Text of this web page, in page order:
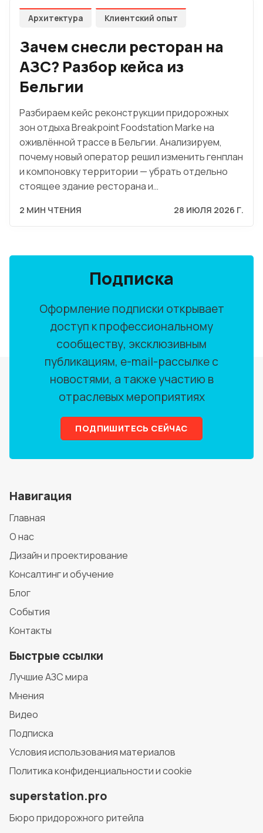
Архитектура Клиентский опыт
Зачем снесли ресторан на
АЗС? Разбор кейса из
Бельгии
Разбираем кейс реконструкции придорожных
зон отдыха Breakpoint Foodstation Marke на
оживлённой трассе в Бельгии. Анализируем,
почему новый оператор решил изменить генплан
и компоновку территории — убрать отдельно
стоящее здание ресторана и…
2 МИН ЧТЕНИЯ 28 ИЮЛЯ 2026 Г.
Подписка
Оформление подписки открывает
доступ к профессиональному
сообществу, эксклюзивным
публикациям, e-mail-рассылке с
новостями, а также участию в
отраслевых мероприятиях
ПОДПИШИТЕСЬ СЕЙЧАС
Навигация
Главная
О нас
Дизайн и проектирование
Консалтинг и обучение
Блог
События
Контакты
Быстрые ссылки
Лучшие АЗС мира
Мнения
Видео
Подписка
Условия использования материалов
Политика конфиденциальности и cookie
superstation.pro
Бюро придорожного ритейла